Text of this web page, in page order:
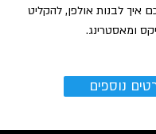
איך לבנות אולפן, להקליט
ומאסטרינג.
נוספים